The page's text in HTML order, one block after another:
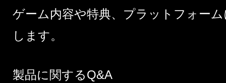
ゲーム内容や特典、プラットフォー
します。
製品に関するQ&A